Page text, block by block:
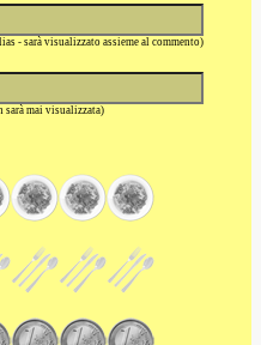
- sarà visualizzato assieme al commento)
sarà mai visualizzata)